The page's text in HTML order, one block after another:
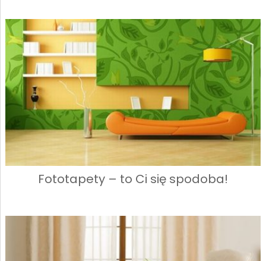
Fototapety – to Ci się spodoba!